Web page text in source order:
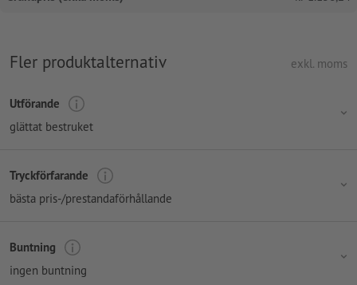
Fler produktalternativ exkl. moms
Utförande
glättat bestruket
Tryckförfarande
bästa pris-/prestandaförhållande
Buntning
ingen buntning